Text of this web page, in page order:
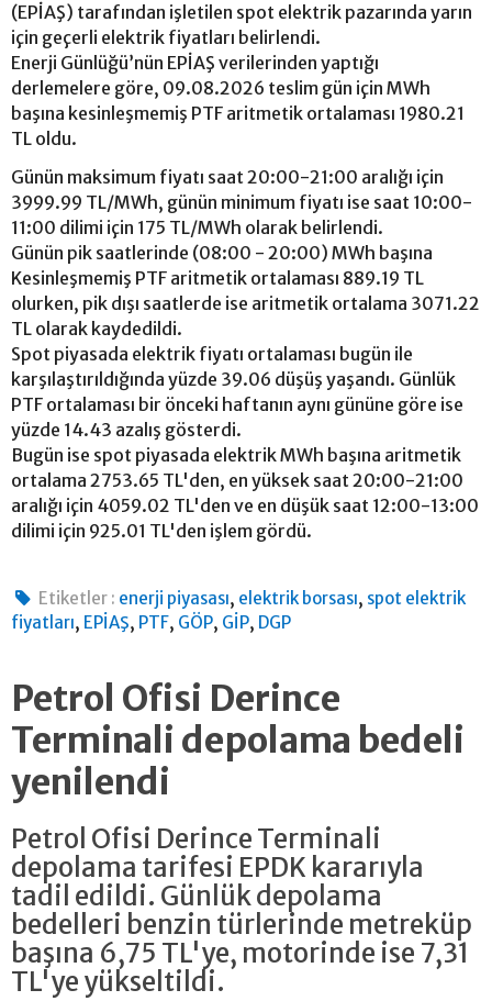
(EPİAŞ) tarafından işletilen spot elektrik pazarında yarın
için geçerli elektrik fiyatları belirlendi.
Enerji Günlüğü’nün EPİAŞ verilerinden yaptığı
derlemelere göre, 09.08.2026 teslim gün için MWh
başına kesinleşmemiş PTF aritmetik ortalaması 1980.21
TL oldu.
Günün maksimum fiyatı saat 20:00-21:00 aralığı için
3999.99 TL/MWh, günün minimum fiyatı ise saat 10:00-
11:00 dilimi için 175 TL/MWh olarak belirlendi.
Günün pik saatlerinde (08:00 - 20:00) MWh başına
Kesinleşmemiş PTF aritmetik ortalaması 889.19 TL
olurken, pik dışı saatlerde ise aritmetik ortalama 3071.22
TL olarak kaydedildi.
Spot piyasada elektrik fiyatı ortalaması bugün ile
karşılaştırıldığında yüzde 39.06 düşüş yaşandı. Günlük
PTF ortalaması bir önceki haftanın aynı gününe göre ise
yüzde 14.43 azalış gösterdi.
Bugün ise spot piyasada elektrik MWh başına aritmetik
ortalama 2753.65 TL'den, en yüksek saat 20:00-21:00
aralığı için 4059.02 TL'den ve en düşük saat 12:00-13:00
dilimi için 925.01 TL'den işlem gördü.
Etiketler : enerji piyasası, elektrik borsası, spot elektrik
fiyatları, EPİAŞ, PTF, GÖP, GİP, DGP
Petrol Ofisi Derince
Terminali depolama bedeli
yenilendi
Petrol Ofisi Derince Terminali
depolama tarifesi EPDK kararıyla
tadil edildi. Günlük depolama
bedelleri benzin türlerinde metreküp
başına 6,75 TL'ye, motorinde ise 7,31
TL'ye yükseltildi.